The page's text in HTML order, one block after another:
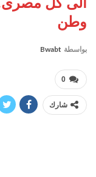
وطن
بواسطة Bwabt
0
شارك